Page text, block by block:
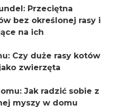
Przeciętna
bez określonej rasy i
na ich
Czy duże rasy kotów
zwierzęta
Jak radzić sobie z
myszy w domu